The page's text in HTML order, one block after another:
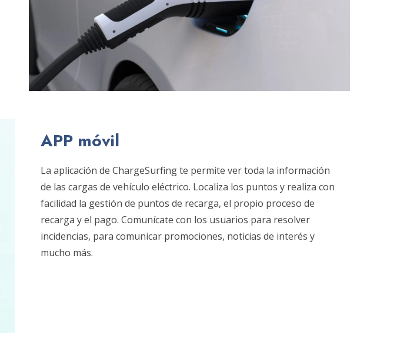
APP móvil
La aplicación de ChargeSurfing te permite ver toda la información
de las cargas de vehículo eléctrico. Localiza los puntos y realiza con
facilidad la gestión de puntos de recarga, el propio proceso de
recarga y el pago. Comunícate con los usuarios para resolver
incidencias, para comunicar promociones, noticias de interés y
mucho más.